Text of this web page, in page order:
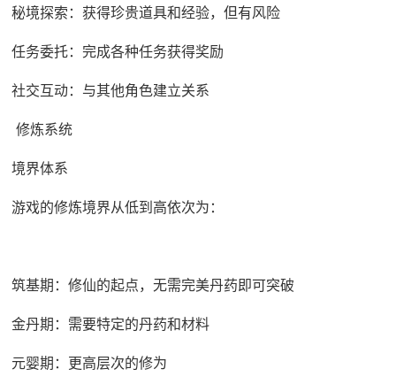
秘境探索：获得珍贵道具和经验，但有风险
任务委托：完成各种任务获得奖励
社交互动：与其他角色建立关系
修炼系统
境界体系
游戏的修炼境界从低到高依次为：
筑基期：修仙的起点，无需完美丹药即可突破
金丹期：需要特定的丹药和材料
元婴期：更高层次的修为